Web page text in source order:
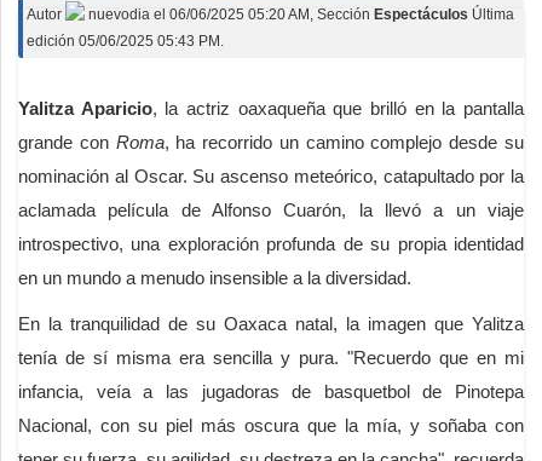
Autor nuevodia el 06/06/2025 05:20 AM , Sección Espectáculos Última
edición 05/06/2025 05:43 PM.
Yalitza Aparicio, la actriz oaxaqueña que brilló en la pantalla
grande con Roma, ha recorrido un camino complejo desde su
nominación al Oscar. Su ascenso meteórico, catapultado por la
aclamada película de Alfonso Cuarón, la llevó a un viaje
introspectivo, una exploración profunda de su propia identidad
en un mundo a menudo insensible a la diversidad.
En la tranquilidad de su Oaxaca natal, la imagen que Yalitza
tenía de sí misma era sencilla y pura. "Recuerdo que en mi
infancia, veía a las jugadoras de basquetbol de Pinotepa
Nacional, con su piel más oscura que la mía, y soñaba con